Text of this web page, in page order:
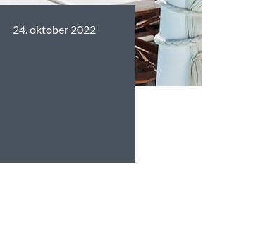
24. oktober 2022